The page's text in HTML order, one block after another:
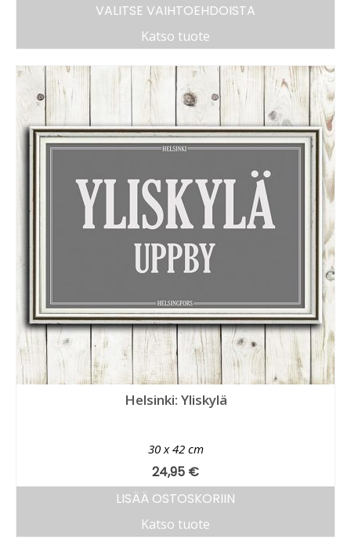
VALITSE VAIHTOEHDOISTA
Katso tuote
Helsinki: Yliskylä
30 x 42 cm
24,95 €
LISÄÄ OSTOSKORIIN
Katso tuote